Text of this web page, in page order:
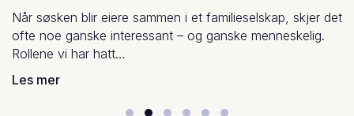
Når søsken blir eiere sammen i et familieselskap, skjer det
ofte noe ganske interessant – og ganske menneskelig.
Rollene vi har hatt…
Les mer